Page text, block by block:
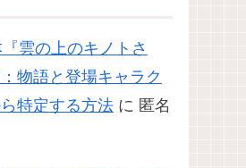
雲の上のキノトさ
物語と登場キャラク
特定する方法 に 匿名